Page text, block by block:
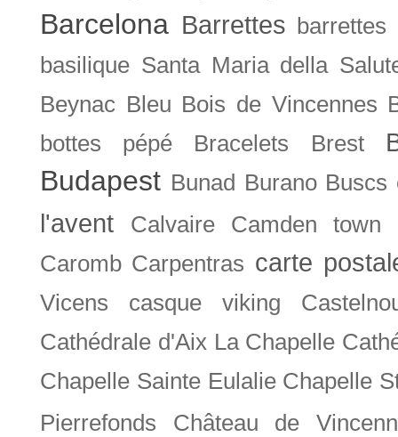
Barcelona Barrettes barrettes
basilique Santa Maria della
Beynac Bleu Bois de Vincennes
bottes pépé
Bracelets Brest
Budapest Bunad Burano Buscs
l'avent Calvaire Camden town
Caromb Carpentras carte
Vicens casque viking
Cathédrale d'Aix La Chapelle
Chapelle Sainte Eulalie Chapelle
Pierrefonds
Château de